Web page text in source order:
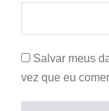
Salvar meus
vez que eu